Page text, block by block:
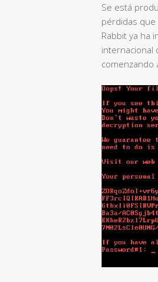
Se está
pérdidas que
Rabbit ya ha
internacional
comenzando